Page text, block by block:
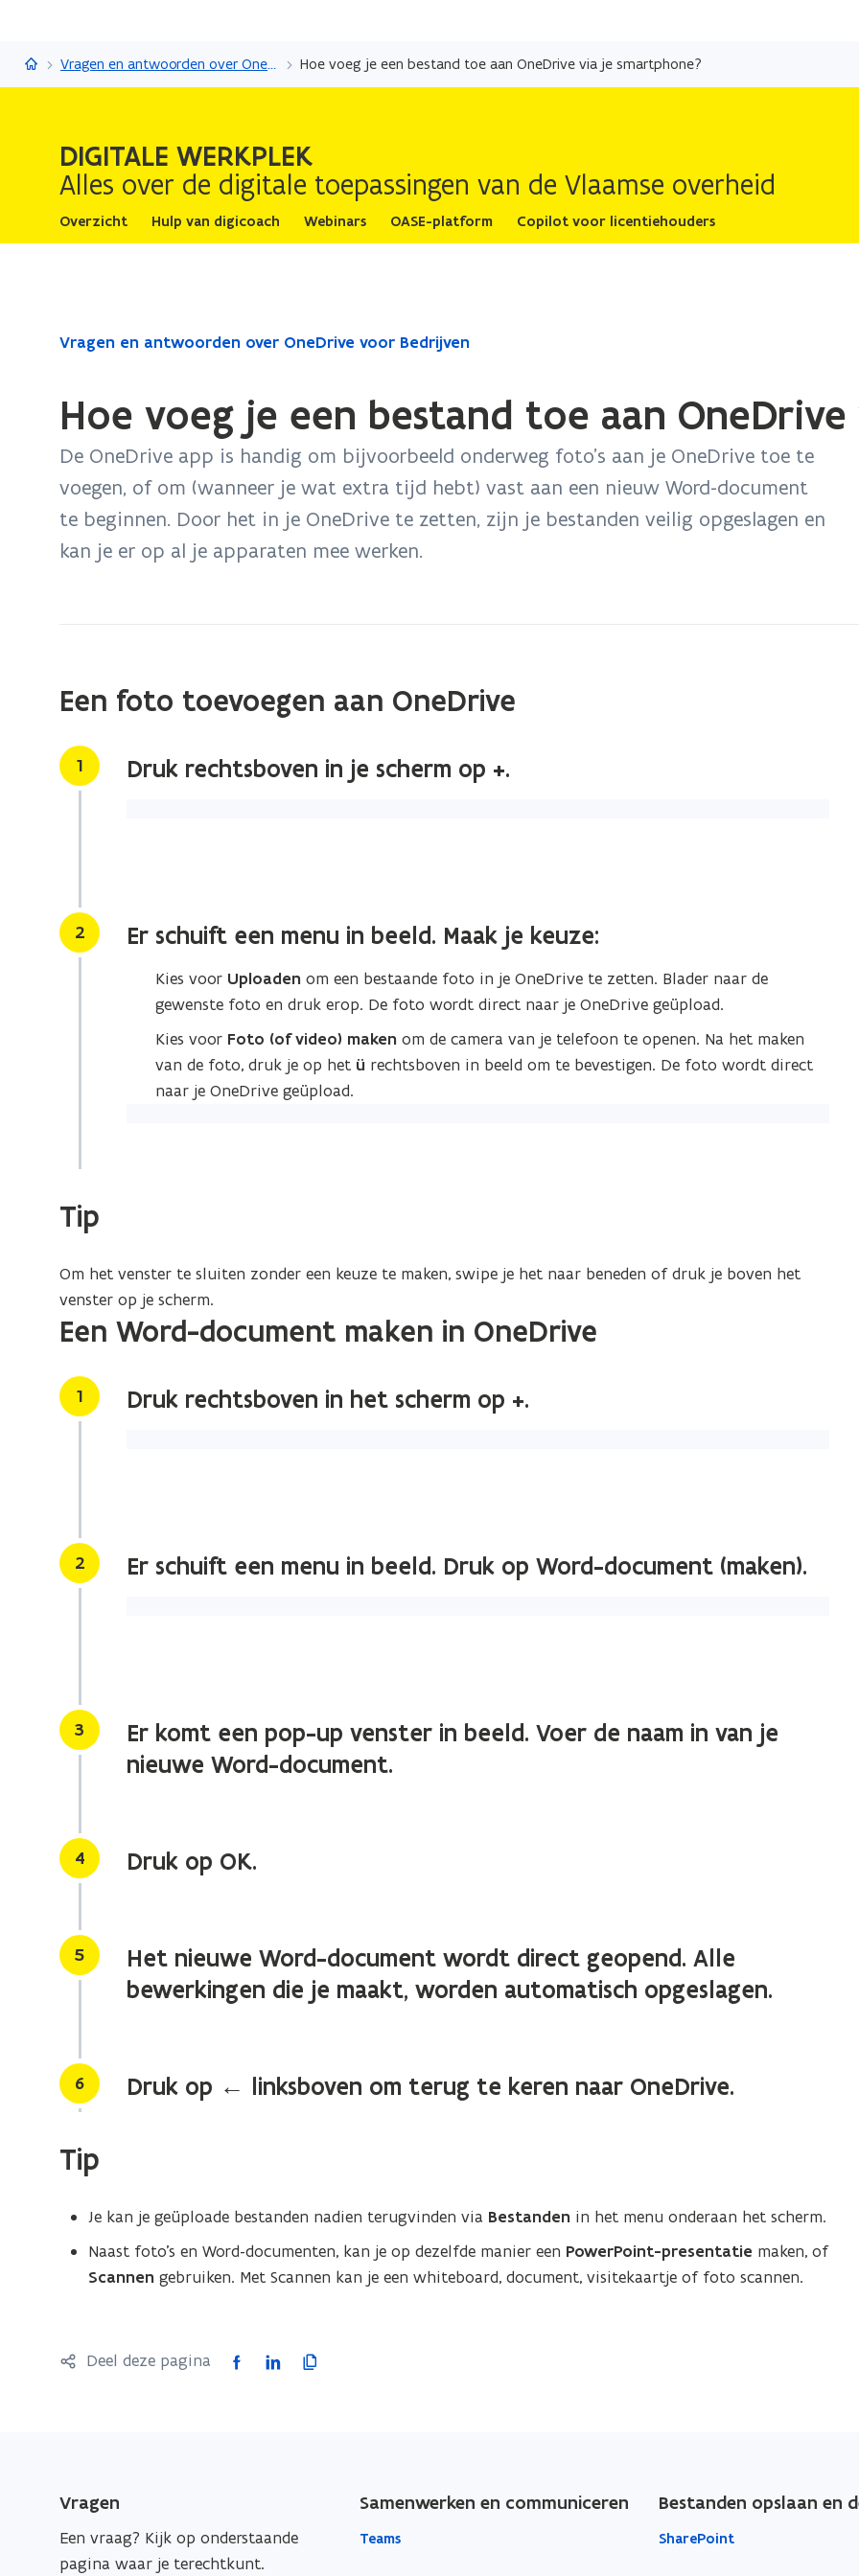
en
naar
Digitale werkplek Vragen en antwoorden over OneDrive voor Bedrijven Hoe voeg je een bestand toe aan OneDrive via je smartphone?
DIGITALE WERKPLEK
Alles over de digitale toepassingen van de Vlaamse overheid
Overzicht Hulp van digicoach Webinars OASE-platform Copilot voor licentiehouders
Gedaan
bevindt
voeg
OneDrive
smartphone?
Vragen en antwoorden over OneDrive voor Bedrijven
Hoe voeg je een bestand toe aan
De OneDrive app is handig om bijvoorbeeld onderweg foto’s aan je OneDrive toe te
voegen, of om (wanneer je wat extra tijd hebt) vast aan een nieuw Word-document
te beginnen. Door het in je OneDrive te zetten, zijn je bestanden veilig opgeslagen en
kan je er op al je apparaten mee werken.
Een foto toevoegen aan OneDrive
Stap
1 Druk rechtsboven in je scherm op +.
Stap
2 Er schuift een menu in beeld. Maak je keuze:
Kies voor Uploaden om een bestaande foto in je OneDrive te zetten. Blader naar de
gewenste foto en druk erop. De foto wordt direct naar je OneDrive geüpload.
Kies voor Foto (of video) maken om de camera van je telefoon te openen. Na het maken
van de foto, druk je op het ü rechtsboven in beeld om te bevestigen. De foto wordt direct
naar je OneDrive geüpload.
Tip
Om het venster te sluiten zonder een keuze te maken, swipe je het naar beneden of druk je boven het
venster op je scherm.
Een Word-document maken in OneDrive
Stap
1 Druk rechtsboven in het scherm op +.
Stap
2 Er schuift een menu in beeld. Druk op Word-document (maken).
Stap
3
Er komt een pop-up venster in beeld. Voer de naam in van je
nieuwe Word-document.
Stap
4 Druk op OK.
Stap
5
Het nieuwe Word-document wordt direct geopend. Alle
bewerkingen die je maakt, worden automatisch opgeslagen.
Stap
6 Druk op ← linksboven om terug te keren naar OneDrive.
Tip
Je kan je geüploade bestanden nadien terugvinden via Bestanden in het menu onderaan het scherm.
Naast foto’s en Word-documenten, kan je op dezelfde manier een PowerPoint-presentatie maken, of
Scannen gebruiken. Met Scannen kan je een whiteboard, document, visitekaartje of foto scannen.
Deel deze pagina
F
k
o
L
n
o
K
Vragen
Een vraag? Kijk op onderstaande
pagina waar je terechtkunt.
Samenwerken en communiceren
Teams
Bestanden opslaan en
SharePoint